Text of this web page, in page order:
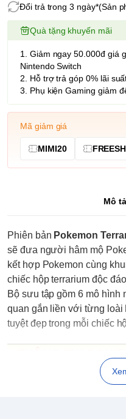
Đổi trả trong 3 ngày*(Sản
Quà tặng khuyến mãi
1. Giảm ngay 50.000đ giá
Nintendo Switch
2. Hỗ trợ trả góp 0% lãi
3. Phụ kiện Gaming giảm
Mã giảm giá
MIMI20
Mô
Phiên bản Pokemon
sẽ đưa người hâm mộ
kết hợp Pokemon cùng
chiếc hộp terrarium độc
Bộ sưu tập gồm 6 mô hình
quan gắn liền với từng loài
tuyệt đẹp trong mỗi chiếc
COLLECTION 13 -